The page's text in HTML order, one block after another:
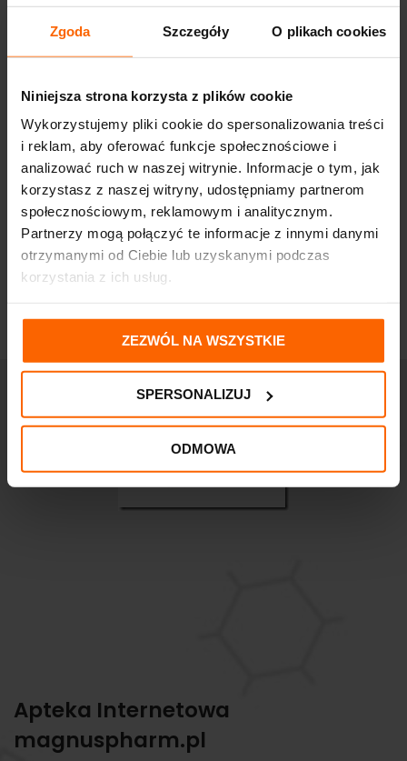
Zgoda Szczegóły O plikach cookies
Niniejsza strona korzysta z plików cookie
Wykorzystujemy pliki cookie do spersonalizowania treści
i reklam, aby oferować funkcje społecznościowe i
analizować ruch w naszej witrynie. Informacje o tym, jak
korzystasz z naszej witryny, udostępniamy partnerom
społecznościowym, reklamowym i analitycznym.
Partnerzy mogą połączyć te informacje z innymi danymi
otrzymanymi od Ciebie lub uzyskanymi podczas
korzystania z ich usług.
ZEZWÓL NA WSZYSTKIE
SPERSONALIZUJ
ODMOWA
25,63zł 26,88zł
Apteka Internetowa
magnuspharm.pl